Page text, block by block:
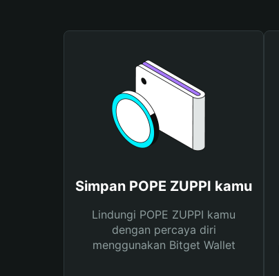
Simpan POPE ZUPPI kamu
Lindungi POPE ZUPPI kamu
dengan percaya diri
menggunakan Bitget Wallet